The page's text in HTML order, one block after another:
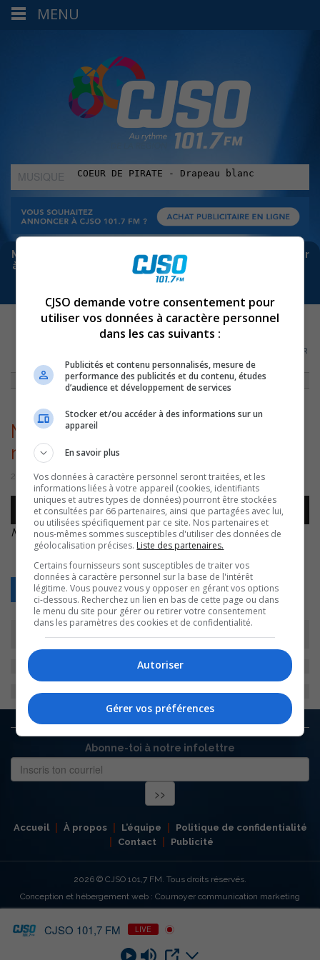
MUSIQUE
:
Meta bloque les infos sur Facebook. Pour ne rien manquer
à Sorel-Tracy et la région, abonne-toi à notre infolettre :
MARIE-EVE PARENTEAU // 300 RAISONS D’AIMER
MARIE-EVE PARENTEAU – 300 RAISONS D’AIMER MEXICO
Marie-Eve Parenteau – 300
raisons d’aimer Mexico
20 février 2020 | Par Équipe CJSO
Lecteur
audio
00:00 00:00
Marie-Eve Parenteau – 300 raisons d’aimer Mexico.
Retour
Abonne-toi à notre infolettre
Accueil À propos L’équipe
Politique de confidentialité
Contact
Publicité
2026 © CJSO 101,7 FM. Tous droits réservés.
Conception et hébergement web : Cournoyer communication marketing
CJSO 101,7 FM LIVE
MENU
CJSO demande votre consentement pour
utiliser vos données à caractère personnel
dans les cas suivants :
Publicités et contenu personnalisés, mesure de
performance des publicités et du contenu, études
d’audience et développement de services
Stocker et/ou accéder à des informations sur un
appareil
En savoir plus
Vos données à caractère personnel seront traitées, et les
informations liées à votre appareil (cookies, identifiants
uniques et autres types de données) pourront être stockées
et consultées par 66 partenaires, ainsi que partagées avec lui,
ou utilisées spécifiquement par ce site. Nos partenaires et
nous-mêmes sommes susceptibles d'utiliser des données de
géolocalisation précises. Liste des partenaires.
Certains fournisseurs sont susceptibles de traiter vos
données à caractère personnel sur la base de l'intérêt
légitime. Vous pouvez vous y opposer en gérant vos options
ci-dessous. Recherchez un lien en bas de cette page ou dans
le menu du site pour gérer ou retirer votre consentement
dans les paramètres des cookies et de confidentialité.
Autoriser
Gérer vos préférences